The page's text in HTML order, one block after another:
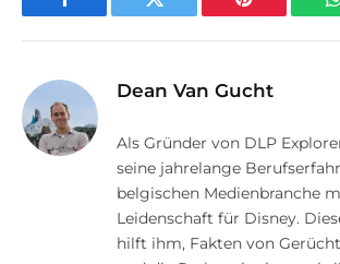
Facebook Twitter Pinterest
Dean Van Gucht
Als Gründer von DLP
seine jahrelange
belgischen Medienbranche
Leidenschaft für Disney.
hilft ihm, Fakten von